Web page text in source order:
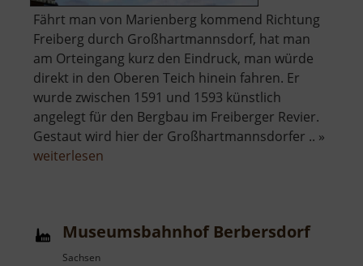
Fährt man von Marienberg kommend Richtung
Freiberg durch Großhartmannsdorf, hat man
am Orteingang kurz den Eindruck, man würde
direkt in den Oberen Teich hinein fahren. Er
wurde zwischen 1591 und 1593 künstlich
angelegt für den Bergbau im Freiberger Revier.
Gestaut wird hier der Großhartmannsdorfer .. »
weiterlesen
Museumsbahnhof Berbersdorf
Sachsen